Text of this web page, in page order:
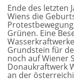
Ende des letzten
Wiens die
Grünen. Eine
Grundstein für
noch auf Wiener
Donaukraftwerk
an der